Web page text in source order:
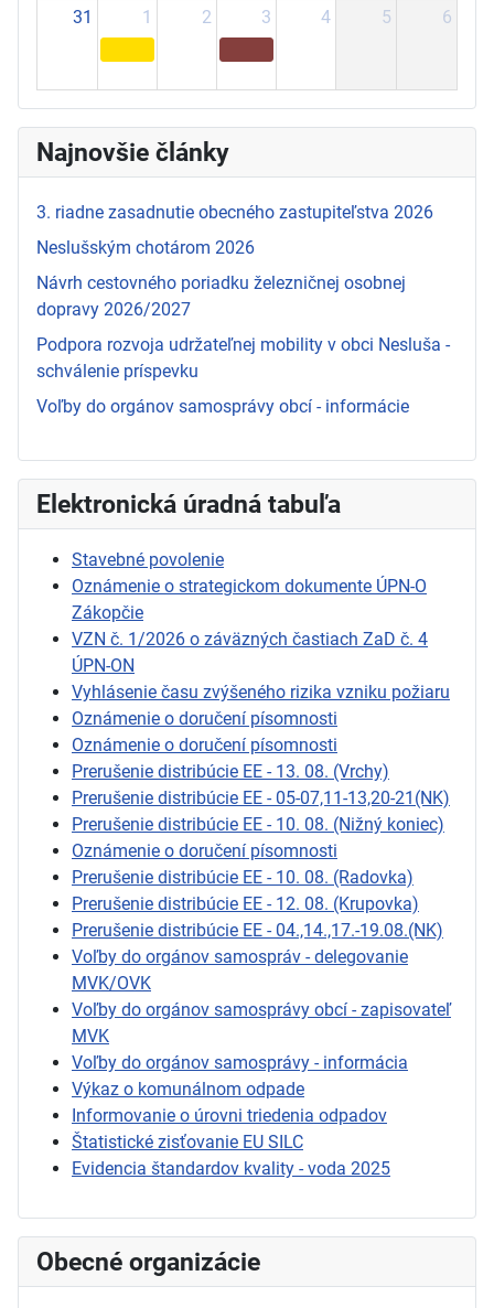
31 1 2 3 4 5 6
Najnovšie články
3. riadne zasadnutie obecného zastupiteľstva 2026
Neslušským chotárom 2026
Návrh cestovného poriadku železničnej osobnej
dopravy 2026/2027
Podpora rozvoja udržateľnej mobility v obci Nesluša -
schválenie príspevku
Voľby do orgánov samosprávy obcí - informácie
Elektronická úradná tabuľa
Stavebné povolenie
Oznámenie o strategickom dokumente ÚPN-O
Zákopčie
VZN č. 1/2026 o záväzných častiach ZaD č. 4
ÚPN-ON
Vyhlásenie času zvýšeného rizika vzniku požiaru
Oznámenie o doručení písomnosti
Oznámenie o doručení písomnosti
Prerušenie distribúcie EE - 13. 08. (Vrchy)
Prerušenie distribúcie EE - 05-07,11-13,20-21(NK)
Prerušenie distribúcie EE - 10. 08. (Nižný koniec)
Oznámenie o doručení písomnosti
Prerušenie distribúcie EE - 10. 08. (Radovka)
Prerušenie distribúcie EE - 12. 08. (Krupovka)
Prerušenie distribúcie EE - 04.,14.,17.-19.08.(NK)
Voľby do orgánov samospráv - delegovanie
MVK/OVK
Voľby do orgánov samosprávy obcí - zapisovateľ
MVK
Voľby do orgánov samosprávy - informácia
Výkaz o komunálnom odpade
Informovanie o úrovni triedenia odpadov
Štatistické zisťovanie EU SILC
Evidencia štandardov kvality - voda 2025
Obecné organizácie